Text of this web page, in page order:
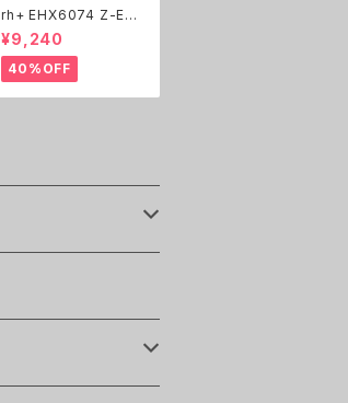
rh+ EHX6074 Z-Eps
ilon ヘルメット
¥9,240
40%OFF